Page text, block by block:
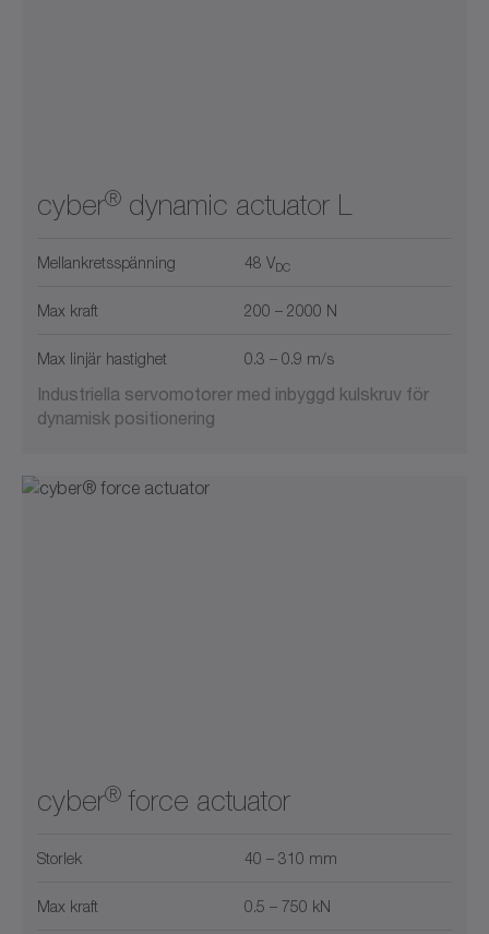
cyber® dynamic actuator L
Mellankretsspänning 48 VDC
Max kraft 200 – 2000 N
Max linjär hastighet 0.3 – 0.9 m/s
Industriella servomotorer med inbyggd kulskruv för
dynamisk positionering
cyber® force actuator
Storlek 40 – 310 mm
Max kraft 0.5 – 750 kN